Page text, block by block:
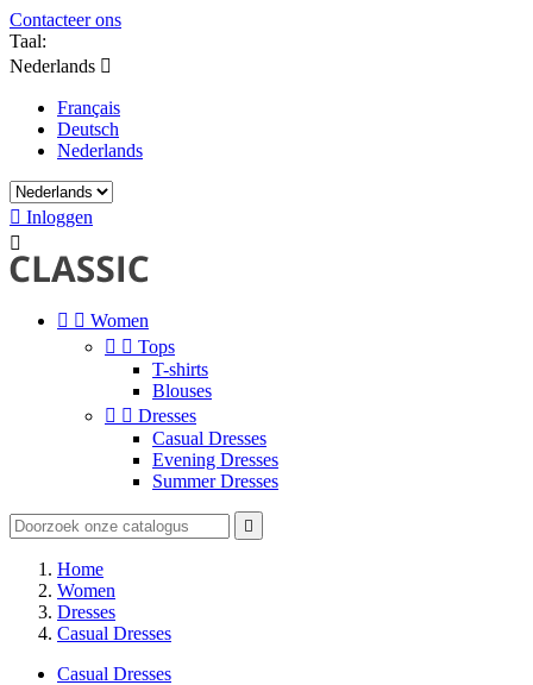
Contacteer ons
Taal:
Nederlands 
Français
Deutsch
Nederlands
 Inloggen

  Women
  Tops
T-shirts
Blouses
  Dresses
Casual Dresses
Evening Dresses
Summer Dresses

Home
Women
Dresses
Casual Dresses
Casual Dresses